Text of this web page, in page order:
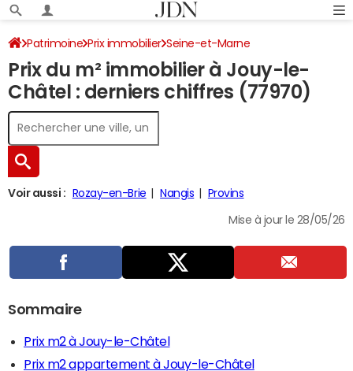
Patrimoine Prix immobilier Seine-et-Marne
Jouy-le-Châtel
Prix du m² immobilier à Jouy-le-
Châtel : derniers chiffres (77970)
Voir aussi : Rozay-en-Brie Nangis Provins
Mise à jour le 28/05/26
Sommaire
Prix m2 à Jouy-le-Châtel
Prix m2 appartement à Jouy-le-Châtel